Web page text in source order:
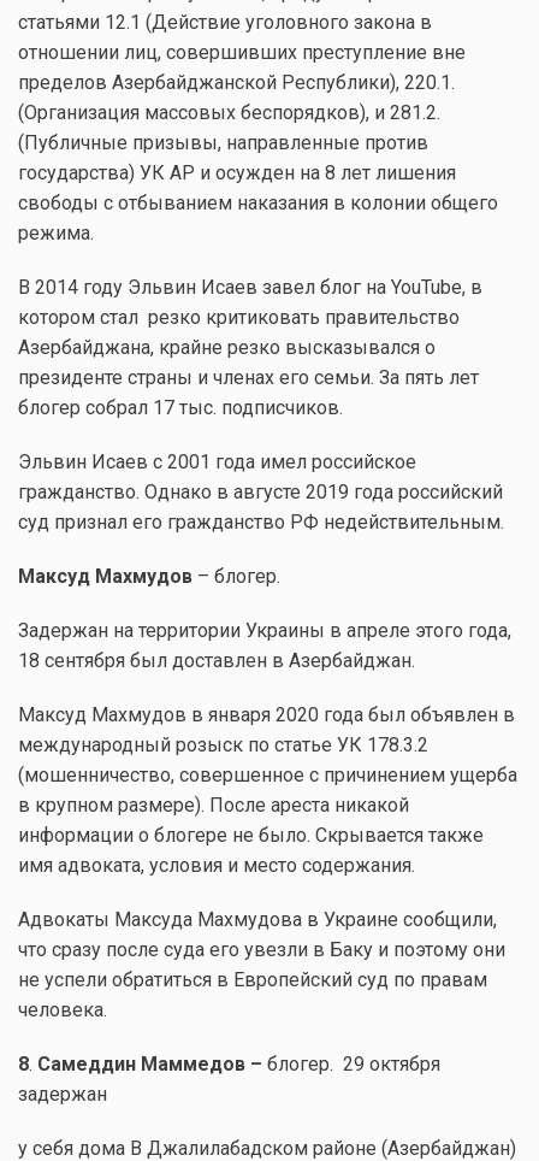
статьями 12.1 (Действие уголовного закона в
отношении лиц, совершивших преступление вне
пределов Азербайджанской Республики), 220.1.
(Организация массовых беспорядков), и 281.2.
(Публичные призывы, направленные против
государства) УК АР и осужден на 8 лет лишения
свободы с отбыванием наказания в колонии общего
режима.
В 2014 году Эльвин Исаев завел блог на YouTube, в
котором стал резко критиковать правительство
Азербайджана, крайне резко высказывался о
президенте страны и членах его семьи. За пять лет
блогер собрал 17 тыс. подписчиков.
Эльвин Исаев с 2001 года имел российское
гражданство. Однако в августе 2019 года российский
суд признал его гражданство РФ недействительным.
Максуд Махмудов – блогер.
Задержан на территории Украины в апреле этого года,
18 сентября был доставлен в Азербайджан.
Максуд Махмудов в января 2020 года был объявлен в
международный розыск по статье УК 178.3.2
(мошенничество, совершенное с причинением ущерба
в крупном размере). После ареста никакой
информации о блогере не было. Скрывается также
имя адвоката, условия и место содержания.
Адвокаты Максуда Махмудова в Украине сообщили,
что сразу после суда его увезли в Баку и поэтому они
не успели обратиться в Европейский суд по правам
человека.
8. Самеддин Маммедов – блогер. 29 октября
задержан
у себя дома В Джалилабадском районе (Азербайджан)